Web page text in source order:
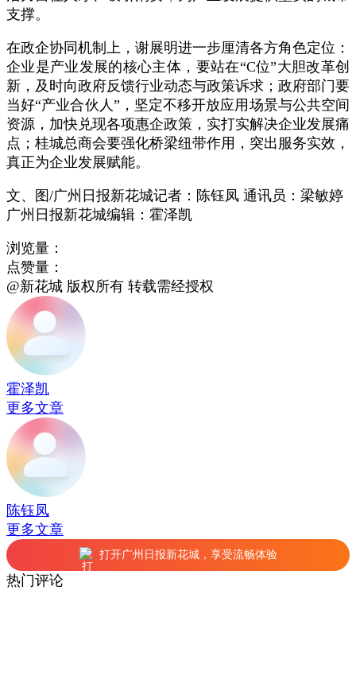
支撑。
在政企协同机制上，谢展明进一步厘清各方角色定位：
企业是产业发展的核心主体，要站在“C位”大胆改革创
新，及时向政府反馈行业动态与政策诉求；政府部门要
当好“产业合伙人”，坚定不移开放应用场景与公共空间
资源，加快兑现各项惠企政策，实打实解决企业发展痛
点；桂城总商会要强化桥梁纽带作用，突出服务实效，
真正为企业发展赋能。
文、图/广州日报新花城记者：陈钰凤 通讯员：梁敏婷
广州日报新花城编辑：霍泽凯
浏览量：
点赞量：
@新花城 版权所有 转载需经授权
霍泽凯
更多文章
陈钰凤
更多文章
打开广州日报新花城，享受流畅体验
热门评论